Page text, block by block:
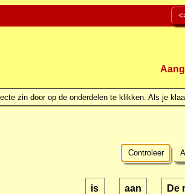
zin door op de onderdelen te klikken. Als je
Controleer
is aan De